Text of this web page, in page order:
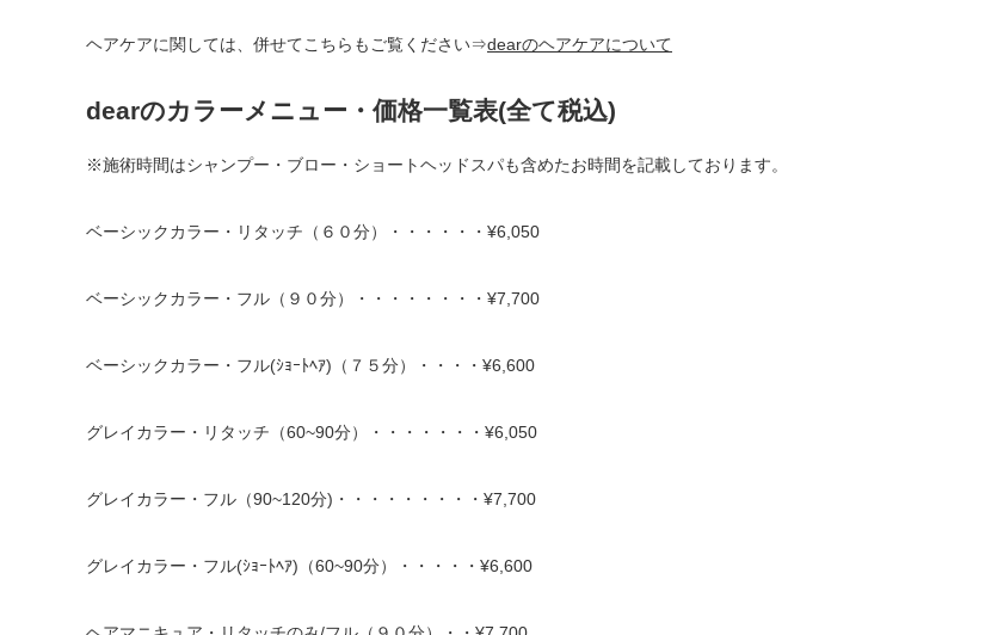
ヘアケアに関しては、併せてこちらもご覧ください⇒dearのヘアケアについて
dearのカラーメニュー・価格一覧表(全て税込)
※施術時間はシャンプー・ブロー・ショートヘッドスパも含めたお時間を記載しております。
ベーシックカラー・リタッチ（６０分）・・・・・・¥6,050
ベーシックカラー・フル（９０分）・・・・・・・・¥7,700
ベーシックカラー・フル(ｼｮｰﾄﾍｱ)（７５分）・・・・¥6,600
グレイカラー・リタッチ（60~90分）・・・・・・・¥6,050
グレイカラー・フル（90~120分)・・・・・・・・・¥7,700
グレイカラー・フル(ｼｮｰﾄﾍｱ)（60~90分）・・・・・¥6,600